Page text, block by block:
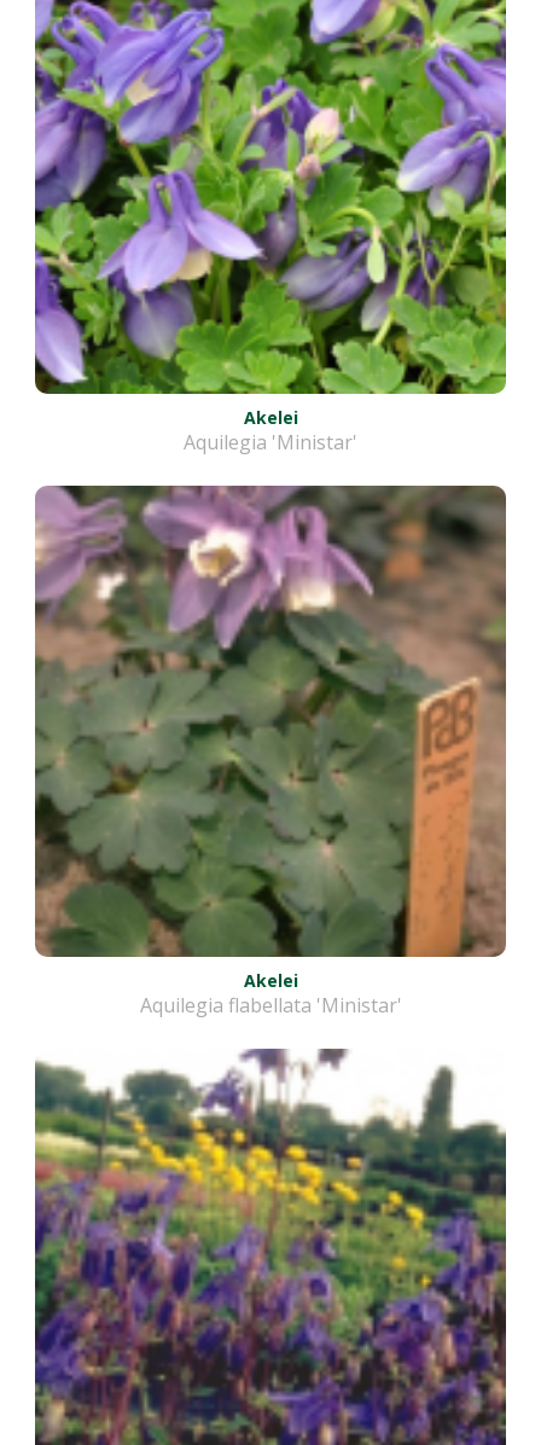
Akelei
Aquilegia 'Ministar'
Akelei
Aquilegia flabellata 'Ministar'